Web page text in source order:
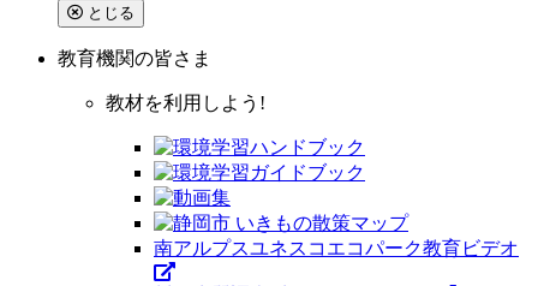
とじる
教育機関の皆さま
教材を利用しよう!
南アルプスユネスコエコパーク教育ビデオ